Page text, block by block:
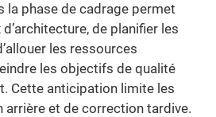
la phase de cadrage permet
de planifier les
les ressources
les objectifs de qualité
Cette anticipation limite les
arrière et de correction tardive.